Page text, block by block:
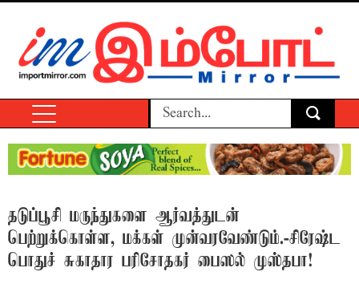
தடுப்பூசி மருந்துகளை ஆர்வத்துடன்
பெற்றுக்கொள்ள, மக்கள் முன்வரவேண்டும்.-சிரேஷ்ட
பொதுச் சுகாதார பரிசோதகர் பைஸல் முஸ்தபா!